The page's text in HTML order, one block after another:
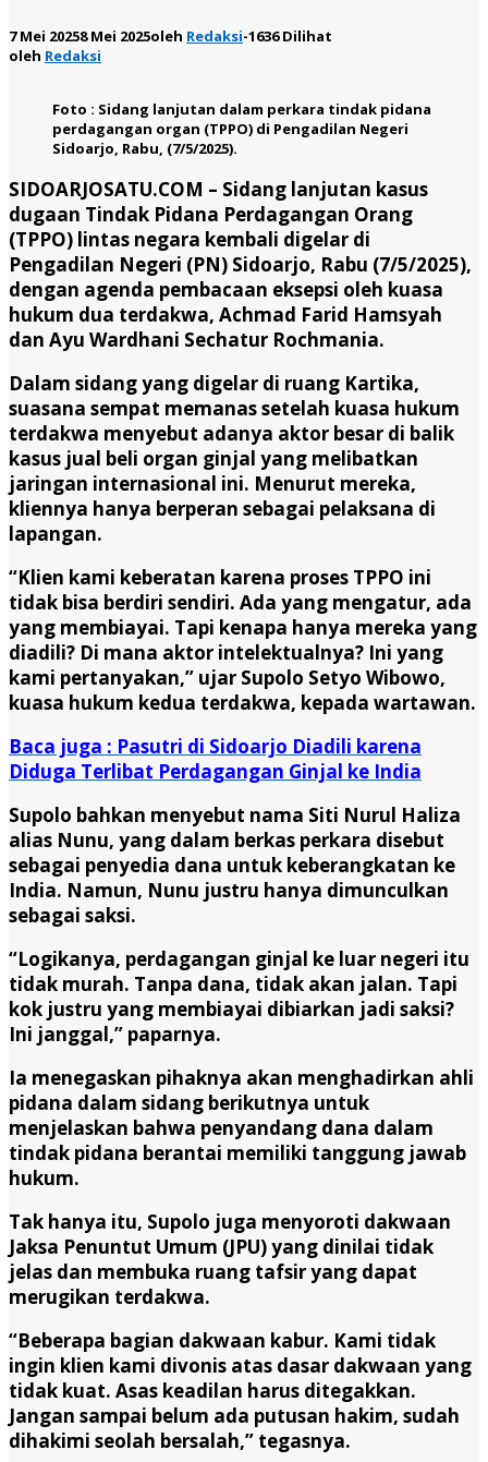
7 Mei 20258 Mei 2025oleh Redaksi-1636 Dilihat
oleh Redaksi
Foto : Sidang lanjutan dalam perkara tindak pidana
perdagangan organ (TPPO) di Pengadilan Negeri
Sidoarjo, Rabu, (7/5/2025).
SIDOARJOSATU.COM – Sidang lanjutan kasus
dugaan Tindak Pidana Perdagangan Orang
(TPPO) lintas negara kembali digelar di
Pengadilan Negeri (PN) Sidoarjo, Rabu (7/5/2025),
dengan agenda pembacaan eksepsi oleh kuasa
hukum dua terdakwa, Achmad Farid Hamsyah
dan Ayu Wardhani Sechatur Rochmania.
Dalam sidang yang digelar di ruang Kartika,
suasana sempat memanas setelah kuasa hukum
terdakwa menyebut adanya aktor besar di balik
kasus jual beli organ ginjal yang melibatkan
jaringan internasional ini. Menurut mereka,
kliennya hanya berperan sebagai pelaksana di
lapangan.
“Klien kami keberatan karena proses TPPO ini
tidak bisa berdiri sendiri. Ada yang mengatur, ada
yang membiayai. Tapi kenapa hanya mereka yang
diadili? Di mana aktor intelektualnya? Ini yang
kami pertanyakan,” ujar Supolo Setyo Wibowo,
kuasa hukum kedua terdakwa, kepada wartawan.
Baca juga : Pasutri di Sidoarjo Diadili karena
Diduga Terlibat Perdagangan Ginjal ke India
Supolo bahkan menyebut nama Siti Nurul Haliza
alias Nunu, yang dalam berkas perkara disebut
sebagai penyedia dana untuk keberangkatan ke
India. Namun, Nunu justru hanya dimunculkan
sebagai saksi.
“Logikanya, perdagangan ginjal ke luar negeri itu
tidak murah. Tanpa dana, tidak akan jalan. Tapi
kok justru yang membiayai dibiarkan jadi saksi?
Ini janggal,” paparnya.
Ia menegaskan pihaknya akan menghadirkan ahli
pidana dalam sidang berikutnya untuk
menjelaskan bahwa penyandang dana dalam
tindak pidana berantai memiliki tanggung jawab
hukum.
Tak hanya itu, Supolo juga menyoroti dakwaan
Jaksa Penuntut Umum (JPU) yang dinilai tidak
jelas dan membuka ruang tafsir yang dapat
merugikan terdakwa.
“Beberapa bagian dakwaan kabur. Kami tidak
ingin klien kami divonis atas dasar dakwaan yang
tidak kuat. Asas keadilan harus ditegakkan.
Jangan sampai belum ada putusan hakim, sudah
dihakimi seolah bersalah,” tegasnya.